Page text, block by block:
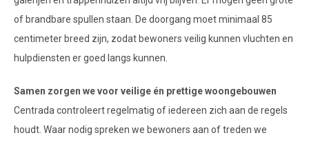
of brandbare spullen staan. De doorgang moet minimaal 85
centimeter breed zijn, zodat bewoners veilig kunnen vluchten en
hulpdiensten er goed langs kunnen.
Samen zorgen we voor veilige én prettige woongebouwen
Centrada controleert regelmatig of iedereen zich aan de regels
houdt. Waar nodig spreken we bewoners aan of treden we